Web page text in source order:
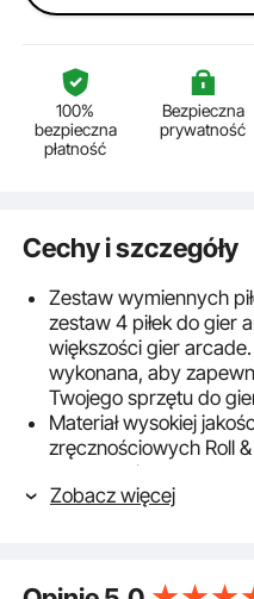
100%
bezpieczna
płatność
Bezpieczna
prywatność
Cechy i szczegóły
Zestaw wymiennych
zestaw 4 piłek do gier
większości gier
wykonana, aby
Twojego sprzętu do
Materiał wysokiej
zręcznościowych Roll
wytrzymałego
wysoką odpornością
Zobacz więcej